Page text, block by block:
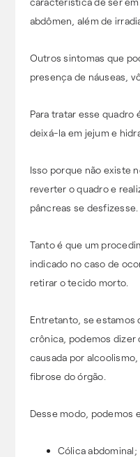
abdômen, além de
Outros sintomas que
presença de náuseas,
Para tratar esse quadro
deixá-la em jejum e
Isso porque não existe
reverter o quadro e
pâncreas se desfizesse.
Tanto é que um
indicado no caso de
retirar o tecido morto.
Entretanto, se estamos
crônica, podemos dizer
causada por
fibrose do órgão.
Desse modo, podemos
Cólica abdominal;